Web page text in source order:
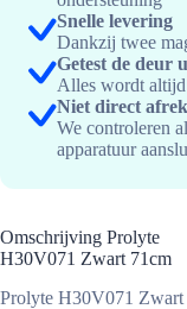
Snelle levering
Dankzij twee
Getest de deur
Alles wordt altijd
Niet direct
We controleren
apparatuur
Omschrijving Prolyte
H30V071 Zwart 71cm
Prolyte H30V071 Zwart